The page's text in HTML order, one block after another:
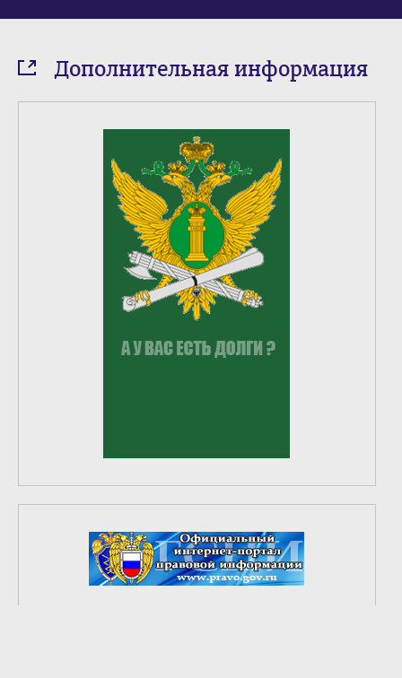
Дополнительная информация